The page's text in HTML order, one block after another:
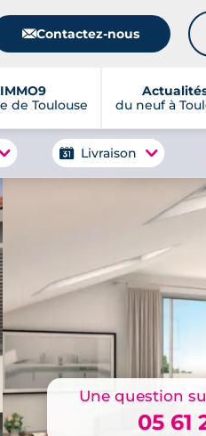
📧Contactez-nous
IMMO9
de Toulouse
du neuf à
Livraison
Une question
05 61